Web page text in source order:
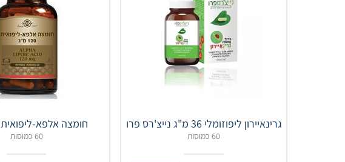
גרינאיירון ליפוזומלי 36 מ"ג נייצ'רס פרו
60 כמוסות
חומצה אלפא-ליפואית 120 מ"ג
60 כמוסות